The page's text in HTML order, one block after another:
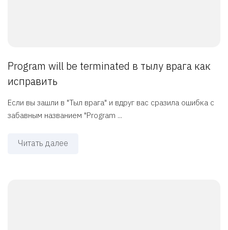
Program will be terminated в тылу врага как
исправить
Если вы зашли в "Тыл врага" и вдруг вас сразила ошибка с
забавным названием "Program ...
Читать далее